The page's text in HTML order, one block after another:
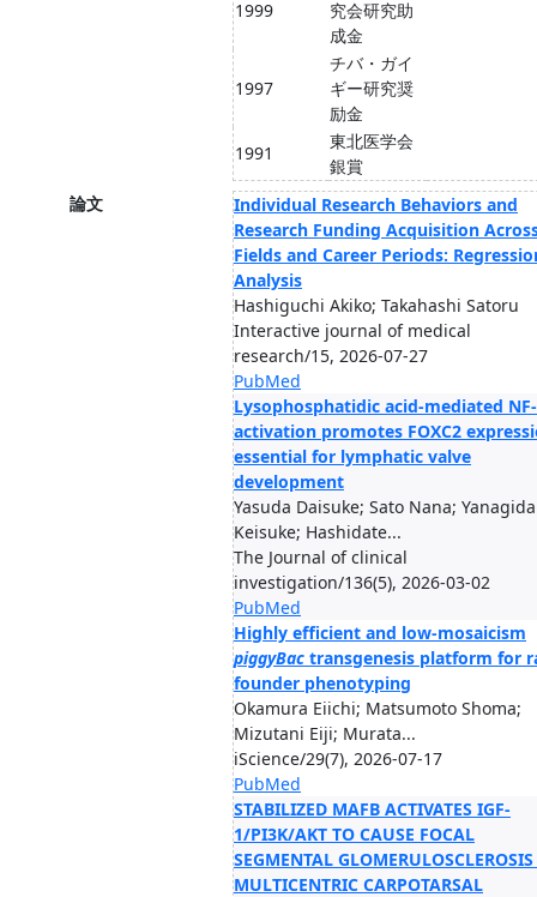
1999
究会研究助
成金
1997
チバ・ガイ
ギー研究奨
励金
1991
東北医学会
銀賞
論文
Individual Research Behaviors and
Research Funding Acquisition
Fields and Career Periods:
Analysis
Hashiguchi Akiko; Takahashi Satoru
Interactive journal of medical
research/15, 2026-07-27
PubMed
Lysophosphatidic acid-mediated
activation promotes FOXC2
essential for lymphatic valve
development
Yasuda Daisuke; Sato Nana; Yanagida
Keisuke; Hashidate...
The Journal of clinical
investigation/136(5), 2026-03-02
PubMed
Highly efficient and low-mosaicism
piggyBac transgenesis platform for
founder phenotyping
Okamura Eiichi; Matsumoto Shoma;
Mizutani Eiji; Murata...
iScience/29(7), 2026-07-17
PubMed
STABILIZED MAFB ACTIVATES IGF-
1/PI3K/AKT TO CAUSE FOCAL
SEGMENTAL
MULTICENTRIC CARPOTARSAL